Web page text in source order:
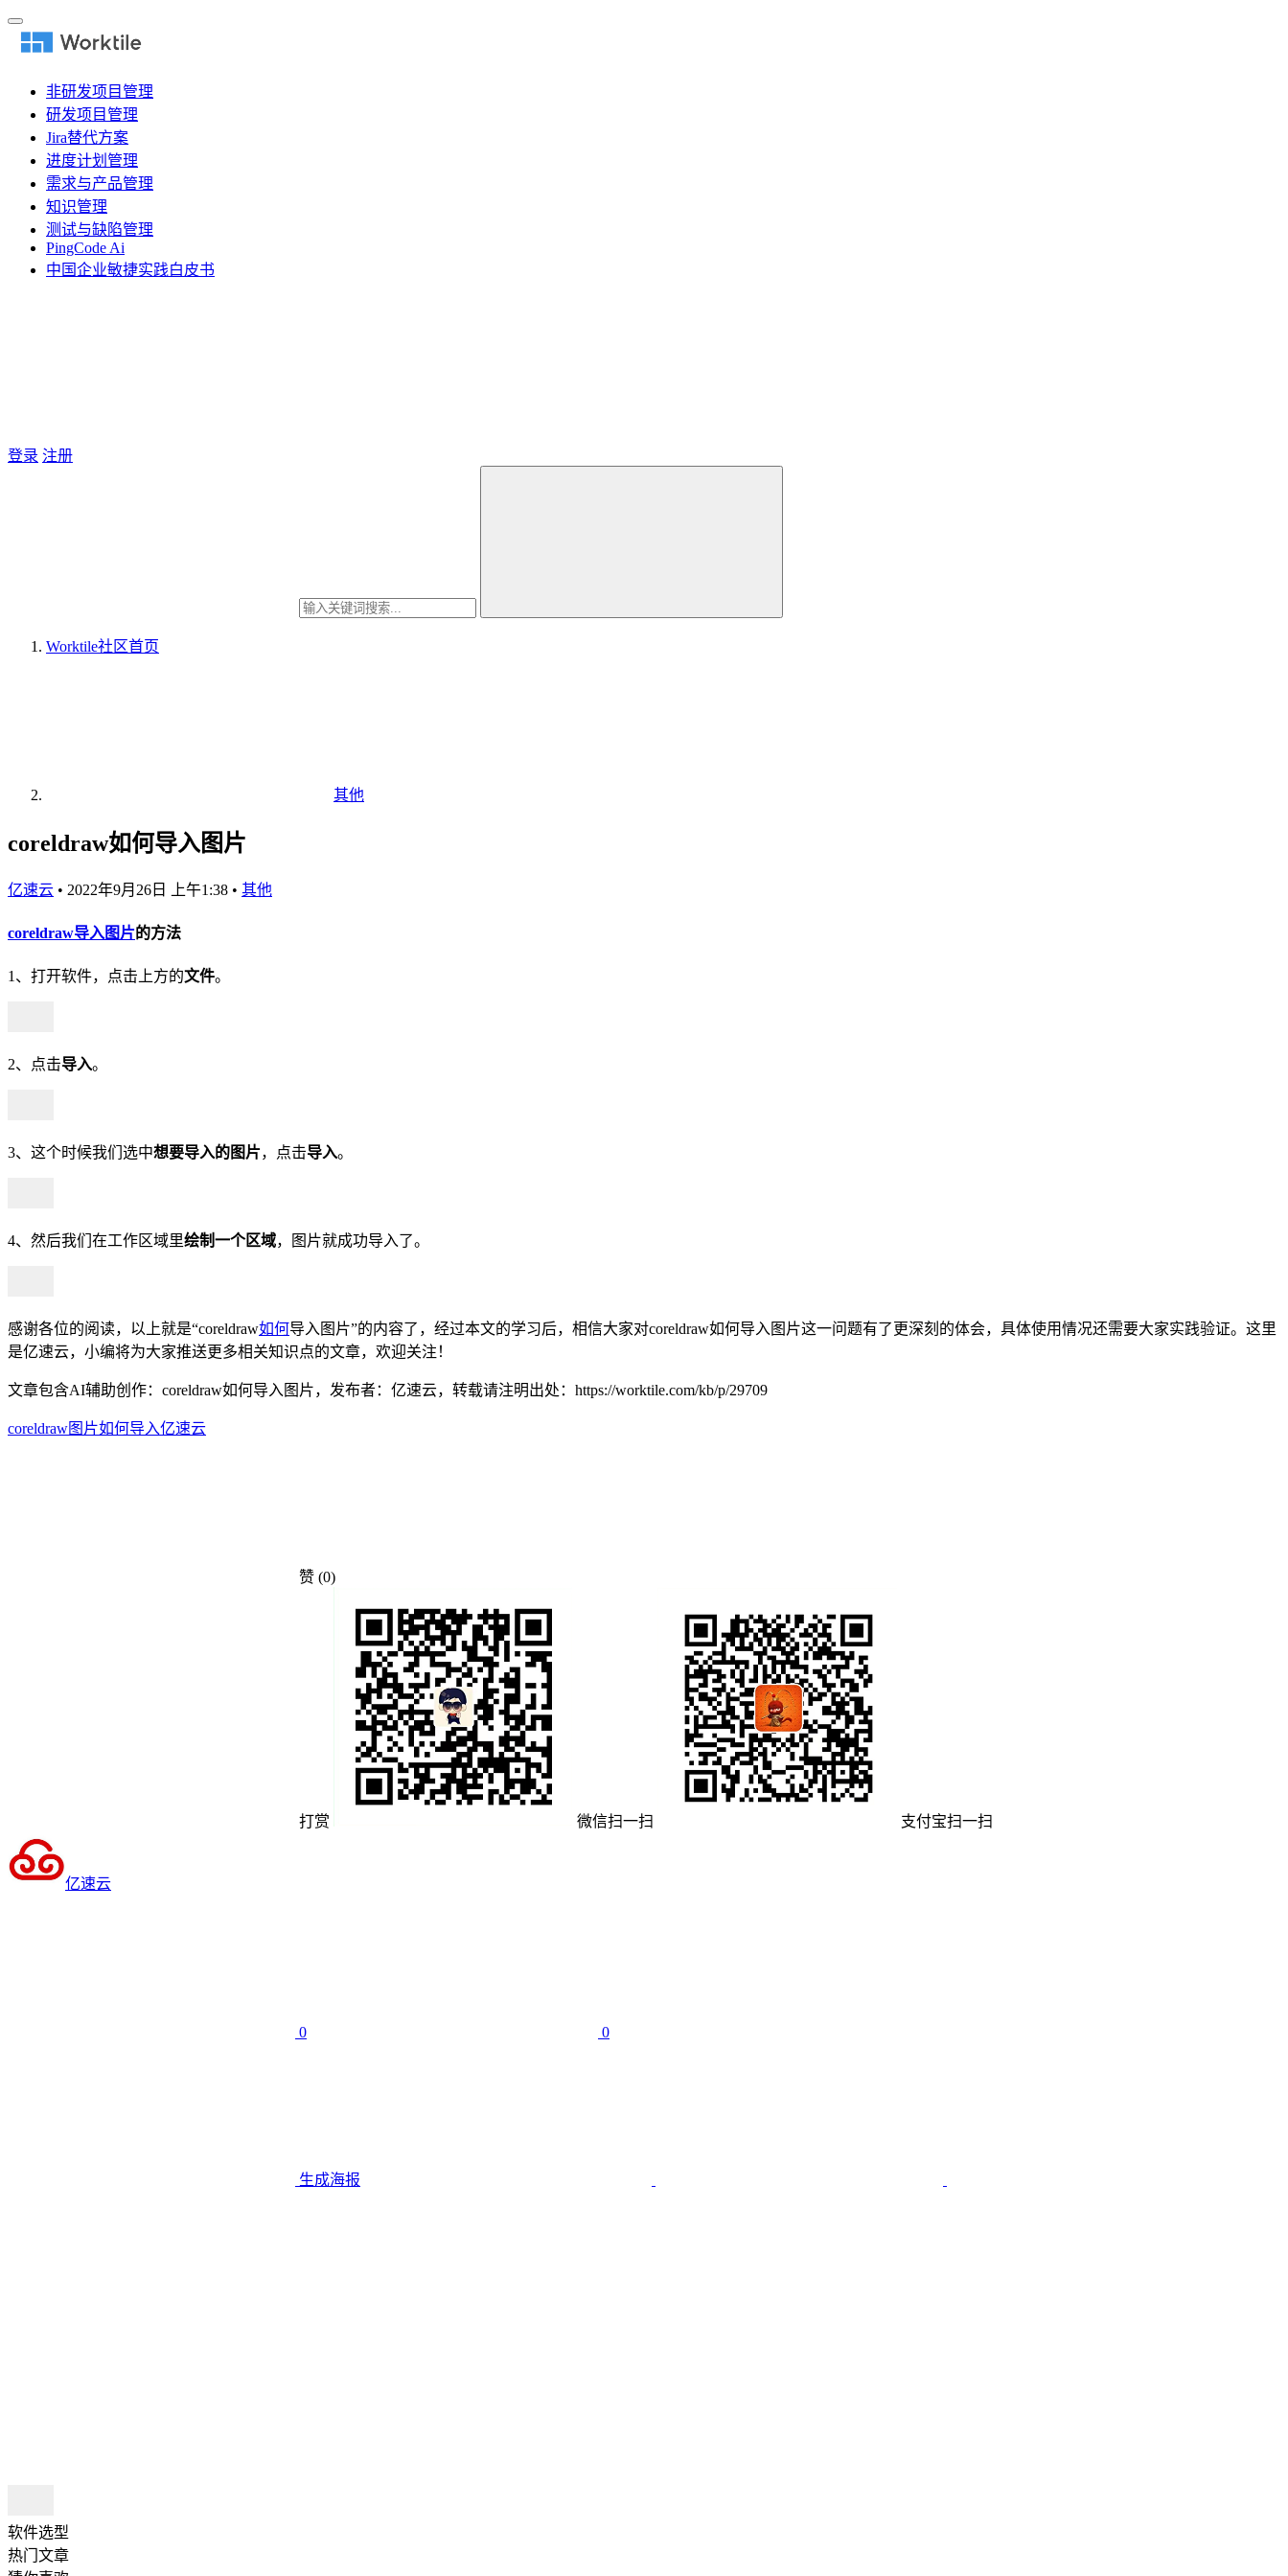
非研发项目管理
研发项目管理
Jira替代方案
进度计划管理
需求与产品管理
知识管理
测试与缺陷管理
PingCode Ai
中国企业敏捷实践白皮书
登录 注册
Worktile社区首页
其他
coreldraw如何导入图片
亿速云 • 2022年9月26日 上午1:38 • 其他
coreldraw导入图片的方法
1、打开软件，点击上方的文件。
2、点击导入。
3、这个时候我们选中想要导入的图片，点击导入。
4、然后我们在工作区域里绘制一个区域，图片就成功导入了。
感谢各位的阅读，以上就是“coreldraw如何导入图片”的内容了，经过本文的学习后，相信大家对coreldraw如何导入图片这一问题有了更深刻的体会，具体使用情况还需要大家实践验证。这里
是亿速云，小编将为大家推送更多相关知识点的文章，欢迎关注！
文章包含AI辅助创作：coreldraw如何导入图片，发布者：亿速云，转载请注明出处： https://worktile.com/kb/p/29709
coreldraw图片如何导入亿速云
赞 (0)
打赏 微信扫一扫 支付宝扫一扫
亿速云
0 0
生成海报
软件选型
热门文章